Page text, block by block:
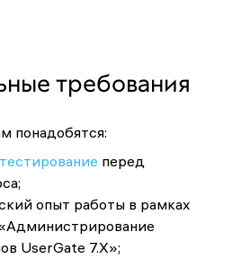
требования
понадобятся:
перед
опыт работы в рамках
UserGate 7.X»;